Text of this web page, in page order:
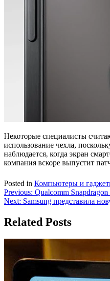
Некоторые специалисты
использование чехла,
наблюдается, когда экран
компания вскоре выпустит
Posted in Компьютеры и
Навигация
по
записям
Previous: Qualcomm
Next: Samsung представила
Related Posts